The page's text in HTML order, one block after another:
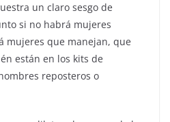
un claro sesgo de
si no habrá mujeres
mujeres que manejan, que
están en los kits de
reposteros o